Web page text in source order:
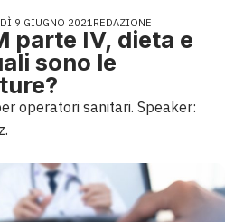
9 GIUGNO 2021REDAZIONE
parte IV, dieta e
sono le
operatori sanitari. Speaker: